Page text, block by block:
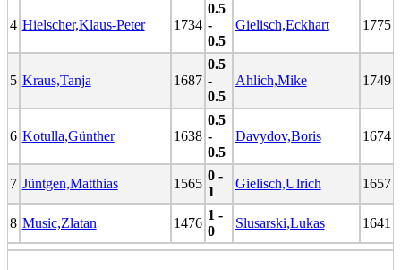
4 Hielscher,Klaus-Peter 1734
0.5
-
0.5
Gielisch,Eckhart 1775
5 Kraus,Tanja 1687
0.5
-
0.5
Ahlich,Mike 1749
6 Kotulla,Günther 1638
0.5
-
0.5
Davydov,Boris 1674
7 Jüntgen,Matthias 1565
0 -
1
Gielisch,Ulrich 1657
8 Music,Zlatan 1476
1 -
0
Slusarski,Lukas 1641